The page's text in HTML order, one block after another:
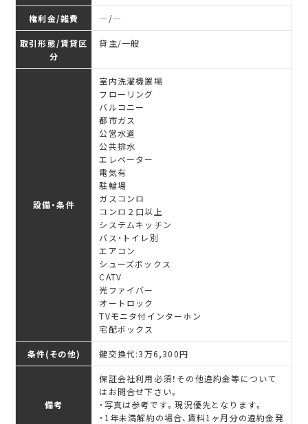
権利金/雑費 ―/―
取引形態/賃貸区
分
貸主/一般
設備・条件
室内洗濯機置場
フローリング
バルコニー
都市ガス
公営水道
公共排水
エレベーター
電気有
駐輪場
ガスコンロ
コンロ２口以上
システムキッチン
バス・トイレ別
エアコン
シューズボックス
CATV
光ファイバー
オートロック
TVモニタ付インターホン
宅配ボックス
条件(その他) 鍵交換代:3万6,300円
備考
保証会社利用必須！その他違約金等について
はお問合せ下さい。
・写真は参考です。現況優先となります。
・1年未満解約の場合、賃料1ヶ月分の違約金発